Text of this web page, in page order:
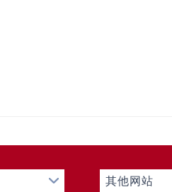
其他网站